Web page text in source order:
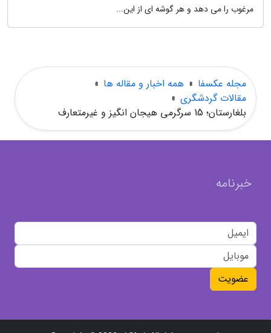
مرغوب را می دهد و هر گوشه ای از این...
مجله عکسفا » همه اخبار و مقاله ها »
مقالات گردشگری »
بلغارستان؛ 15 سرگرمی هیجان انگیز و غیرمتعارف
خبرنامه
عضویت